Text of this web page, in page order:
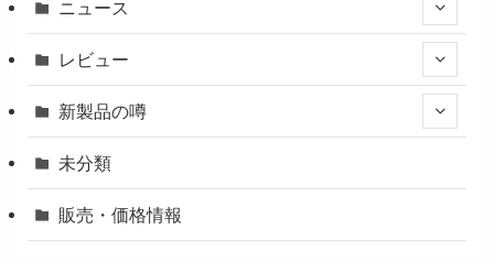
ニュース
レビュー
新製品の噂
未分類
販売・価格情報